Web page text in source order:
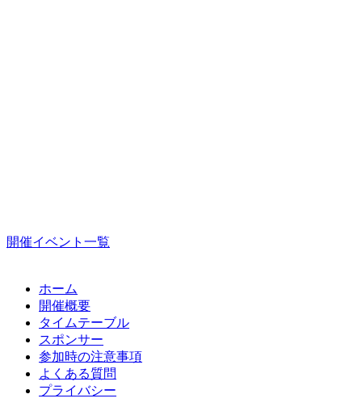
開催イベント一覧
ホーム
開催概要
タイムテーブル
スポンサー
参加時の注意事項
よくある質問
プライバシー